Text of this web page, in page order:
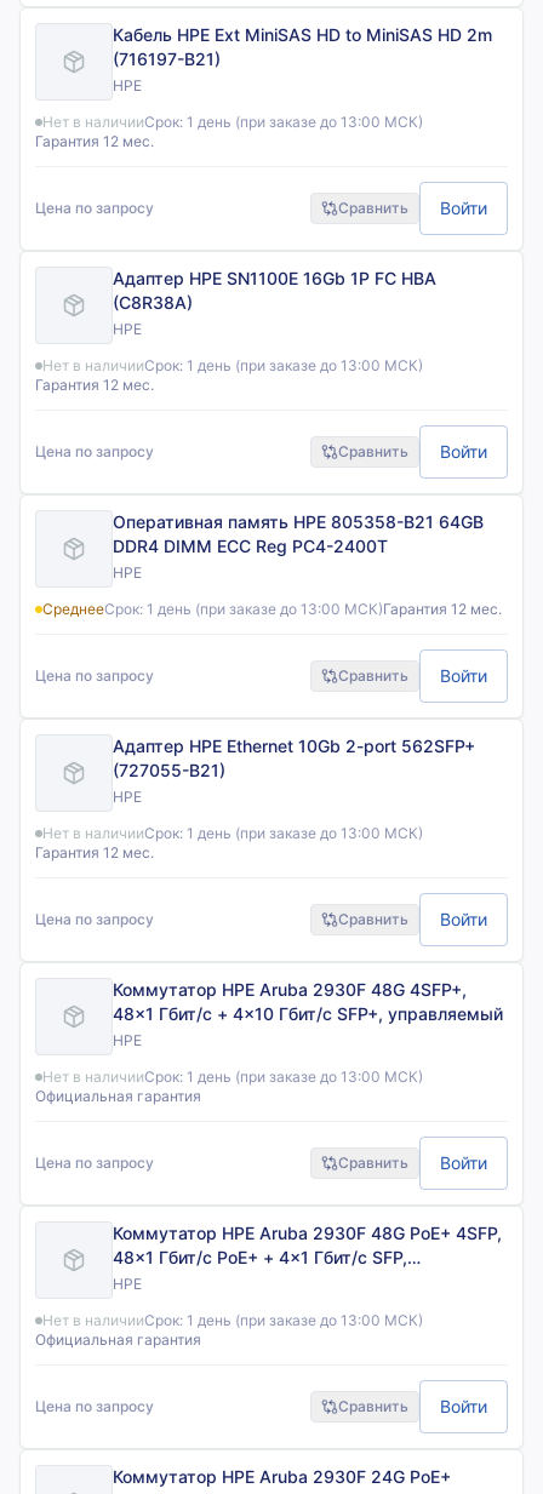
Кабель HPE Ext MiniSAS HD to MiniSAS HD 2m
(716197-B21)
HPE
Нет в наличииСрок: 1 день (при заказе до 13:00 МСК)
Гарантия 12 мес.
Цена по запросу Сравнить Войти
Адаптер HPE SN1100E 16Gb 1P FC HBA
(C8R38A)
HPE
Нет в наличииСрок: 1 день (при заказе до 13:00 МСК)
Гарантия 12 мес.
Цена по запросу Сравнить Войти
Оперативная память HPE 805358-B21 64GB
DDR4 DIMM ECC Reg PC4-2400T
HPE
СреднееСрок: 1 день (при заказе до 13:00 МСК)Гарантия 12 мес.
Цена по запросу Сравнить Войти
Адаптер HPE Ethernet 10Gb 2-port 562SFP+
(727055-B21)
HPE
Нет в наличииСрок: 1 день (при заказе до 13:00 МСК)
Гарантия 12 мес.
Цена по запросу Сравнить Войти
Коммутатор HPE Aruba 2930F 48G 4SFP+,
48×1 Гбит/с + 4×10 Гбит/с SFP+, управляемый
HPE
Нет в наличииСрок: 1 день (при заказе до 13:00 МСК)
Официальная гарантия
Цена по запросу Сравнить Войти
Коммутатор HPE Aruba 2930F 48G PoE+ 4SFP,
48×1 Гбит/с PoE+ + 4×1 Гбит/с SFP,
управляемый
HPE
Нет в наличииСрок: 1 день (при заказе до 13:00 МСК)
Официальная гарантия
Цена по запросу Сравнить Войти
Коммутатор HPE Aruba 2930F 24G PoE+